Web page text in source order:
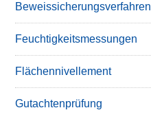
Beweissicherungsverfahren
Feuchtigkeitsmessungen
Flächennivellement
Gutachtenprüfung